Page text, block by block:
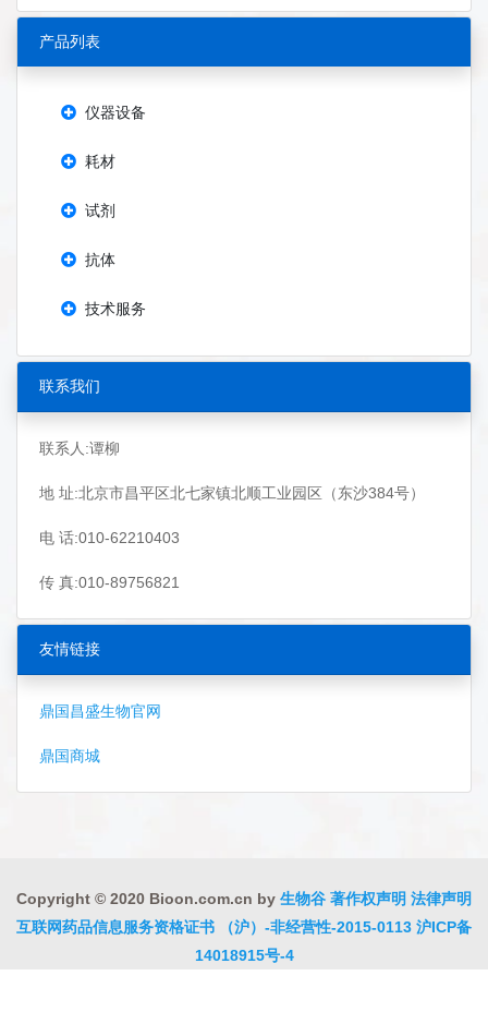
产品列表
仪器设备
耗材
试剂
抗体
技术服务
联系我们
联系人:谭柳
地 址:北京市昌平区北七家镇北顺工业园区（东沙384号）
电 话:010-62210403
传 真:010-89756821
友情链接
鼎国昌盛生物官网
鼎国商城
Copyright © 2020 Bioon.com.cn by 生物谷 著作权声明 法律声明
互联网药品信息服务资格证书 （沪）-非经营性-2015-0113 沪ICP备
14018915号-4